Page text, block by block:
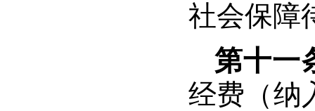
社会保障
第十一
经费（纳